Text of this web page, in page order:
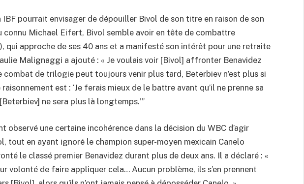
pourrait envisager de dépouiller Bivol de son titre en raison de son
connu Michael Eifert, Bivol semble avoir en tête de combattre
qui approche de ses 40 ans et a manifesté son intérêt pour une retraite
Malignaggi a ajouté : « Je voulais voir [Bivol] affronter Benavidez
combat de trilogie peut toujours venir plus tard, Beterbiev n’est plus si
est : ‘Je ferais mieux de le battre avant qu’il ne prenne sa
ne sera plus là longtemps.'”
observé une certaine incohérence dans la décision du WBC d’agir
tout en ayant ignoré le champion super-moyen mexicain Canelo
le classé premier Benavidez durant plus de deux ans. Il a déclaré : «
volonté de faire appliquer cela… Aucun problème, ils s’en prennent